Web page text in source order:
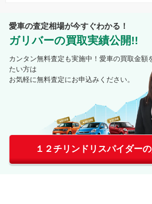
愛車の査定相場が今すぐわかる！
ガリバーの買取実績公開!!
カンタン無料査定も実施中！愛車の買取金額
たい方は
お気軽に無料査定にお申込みください。
１２チリンドリスパイダー